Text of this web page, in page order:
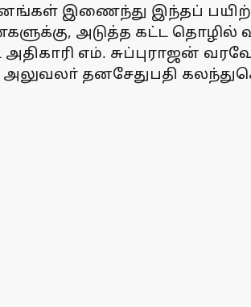
இணைந்து இந்தப்
அடுத்த கட்ட தொழில்
எம். சுப்புராஜன்
அலுவலா் தனசேதுபதி